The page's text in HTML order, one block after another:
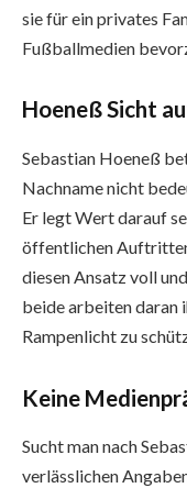
sie für ein privates
Fußballmedien
Hoeneß Sicht
Sebastian Hoeneß
Nachname nicht
Er legt Wert darauf
öffentlichen
diesen Ansatz voll
beide arbeiten daran
Rampenlicht zu
Keine
Sucht man nach
verlässlichen